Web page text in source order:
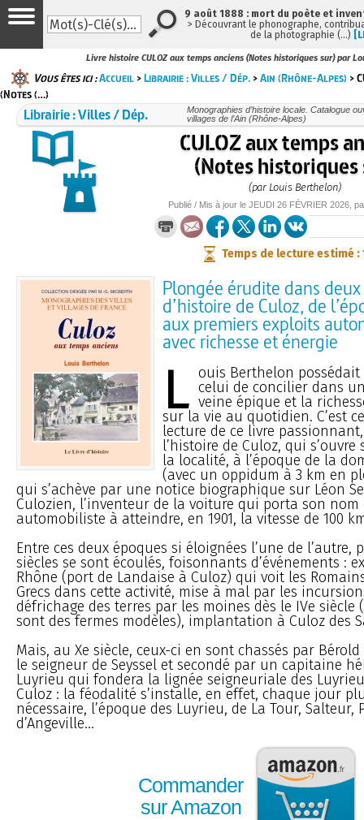
Livre histoire CULOZ aux temps anciens (Notes historiques sur) par
Vous êtes ici :Accueil >Librairie : Villes / Dép. >Ain (Rhône-Alpes) >
(Notes (…)
Librairie : Villes / Dép.
Monographies d’histoire locale. Catalogue
villages de l’Ain (Rhône-Alpes)
CULOZ aux temps
(Notes historiques
(par Louis Berthelon)
Publié / Mis à jour le JEUDI 26 FÉVRIER 2026,
Temps de lecture estimé :
Plongée érudite dans
d’histoire de Culoz, de
aux premiers exploits
avec richesse et énergie
L ouis Berthelon
celui de concilier dans
veine épique et la
sur la vie au quotidien. C’est
lecture de ce livre
l’histoire de Culoz, qui s’ouvre
la localité, à l’époque de la
(avec un oppidum à 3 km en
qui s’achève par une notice biographique sur Léon
Culozien, l’inventeur de la voiture qui porta son nom
automobiliste à atteindre, en 1901, la vitesse de 100
Entre ces deux époques si éloignées l’une de l’autre,
siècles se sont écoulés, foisonnants d’événements :
Rhône (port de Landaise à Culoz) qui voit les
Grecs dans cette activité, mise à mal par les
défrichage des terres par les moines dès le IVe siècle
sont des fermes modèles), implantation à Culoz des
Mais, au Xe siècle, ceux-ci en sont chassés par
le seigneur de Seyssel et secondé par un capitaine
Luyrieu qui fondera la lignée seigneuriale des
Culoz : la féodalité s’installe, en effet, chaque jour
nécessaire, l’époque des Luyrieu, de La Tour, Salteur,
d’Angeville...
Commander
sur Amazon
9 août 1888 : mort du poète et
> Découvrant le phonographe,
de la photographie (…)